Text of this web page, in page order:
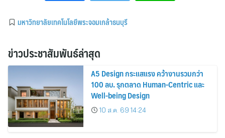
มหาวิทยาลัยเทคโนโลยีพระจอมเกล้าธนบุรี
ข่าวประชาสัมพันธ์ล่าสุด
A5 Design กระแสแรง คว้างานรวมกว่า
100 ลบ. รุกตลาด Human-Centric และ
Well-being Design
10 ส.ค. 69 14:24